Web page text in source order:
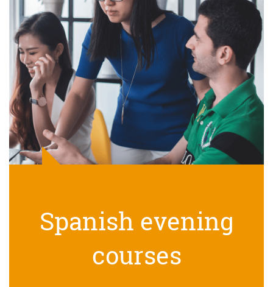
Spanish evening
courses